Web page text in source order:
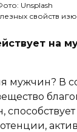
Unsplash
свойств
на
мужчин? В